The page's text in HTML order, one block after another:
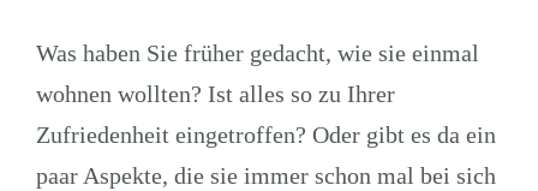
Was haben Sie früher gedacht, wie sie einmal
wohnen wollten? Ist alles so zu Ihrer
Zufriedenheit eingetroffen? Oder gibt es da ein
paar Aspekte, die sie immer schon mal bei sich